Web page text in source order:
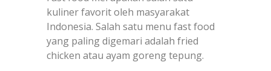
kuliner favorit oleh masyarakat
Indonesia. Salah satu menu fast food
yang paling digemari adalah fried
chicken atau ayam goreng tepung.